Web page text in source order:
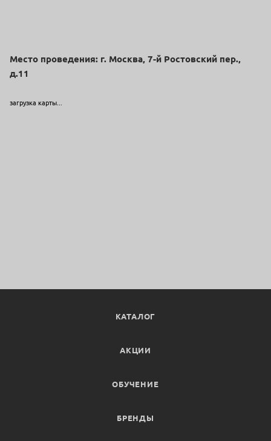
Место проведения: г. Москва, 7-й Ростовский пер.,
д.11
загрузка карты...
КАТАЛОГ
АКЦИИ
ОБУЧЕНИЕ
БРЕНДЫ